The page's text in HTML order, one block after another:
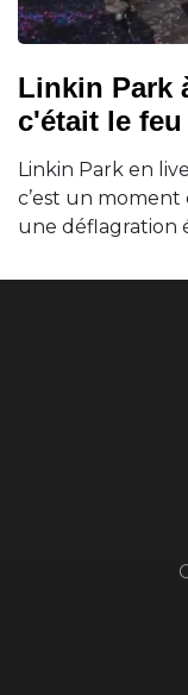
Linkin Park
c'était le feu
Linkin Park en
c’est un
une déflagration